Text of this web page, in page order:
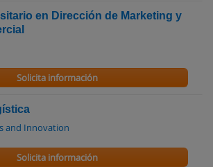
en Dirección de Marketing y
Solicita información
and Innovation
Solicita información